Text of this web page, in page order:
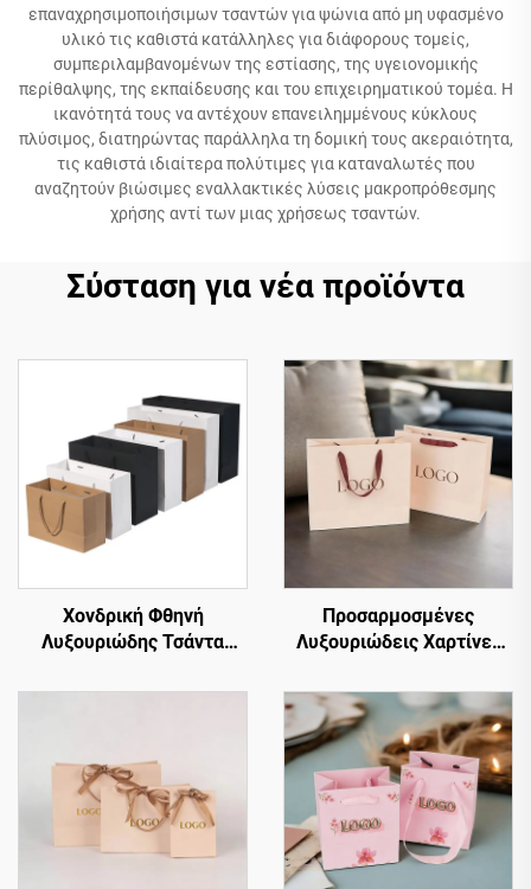
επαναχρησιμοποιήσιμων τσαντών για ψώνια από μη υφασμένο
υλικό τις καθιστά κατάλληλες για διάφορους τομείς,
συμπεριλαμβανομένων της εστίασης, της υγειονομικής
περίθαλψης, της εκπαίδευσης και του επιχειρηματικού τομέα. Η
ικανότητά τους να αντέχουν επανειλημμένους κύκλους
πλύσιμος, διατηρώντας παράλληλα τη δομική τους ακεραιότητα,
τις καθιστά ιδιαίτερα πολύτιμες για καταναλωτές που
αναζητούν βιώσιμες εναλλακτικές λύσεις μακροπρόθεσμης
χρήσης αντί των μιας χρήσεως τσαντών.
Σύσταση για νέα προϊόντα
Χονδρική Φθηνή
Λυξουριώδης Τσάντα
και Καφέ Χαρτί Kraft με
Προσαρμοσμένες
Λυξουριώδεις Χαρτίνες
Ψώνισμα για Ρούχα, με το
Δικό Σας Λογότυπο